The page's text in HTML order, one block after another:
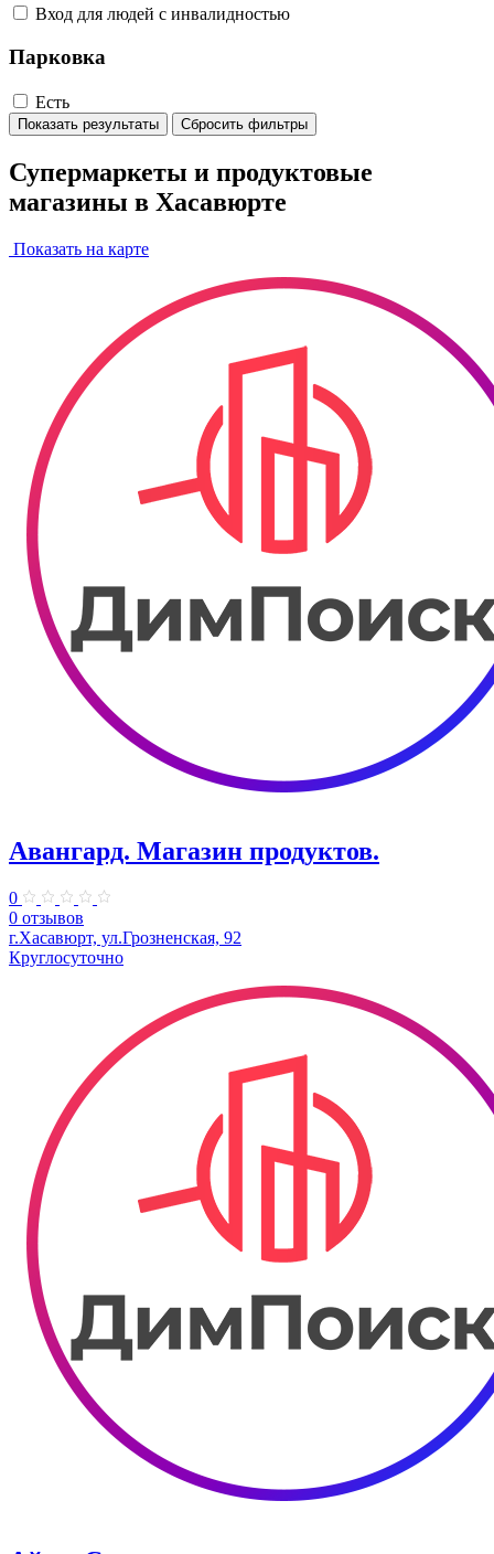
Вход для людей с инвалидностью
Парковка
Есть
Показать результаты Сбросить фильтры
Супермаркеты и продуктовые
магазины в Хасавюрте
Показать на карте
Авангард. Магазин продуктов.
0
0 отзывов
г.Хасавюрт, ул.Грозненская, 92
Круглосуточно